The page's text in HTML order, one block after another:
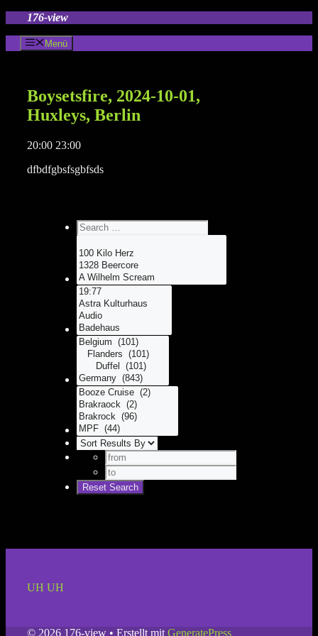
springen
176-view
Menü
Boysetsfire, 2024-10-01,
Huxleys, Berlin
20:00 23:00
dfbdfgbsfsgbfsds
UH UH
© 2026 176-view • Erstellt mit GeneratePress